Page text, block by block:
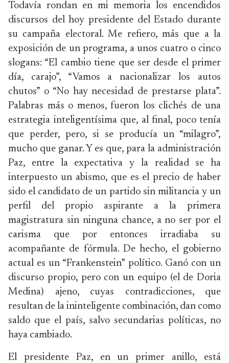
Todavía rondan en mi memoria los encendidos
discursos del hoy presidente del Estado durante
su campaña electoral. Me refiero, más que a la
exposición de un programa, a unos cuatro o cinco
slogans: “El cambio tiene que ser desde el primer
día, carajo”, “Vamos a nacionalizar los autos
chutos” o “No hay necesidad de prestarse plata”.
Palabras más o menos, fueron los clichés de una
estrategia inteligentísima que, al final, poco tenía
que perder, pero, si se producía un “milagro”,
mucho que ganar. Y es que, para la administración
Paz, entre la expectativa y la realidad se ha
interpuesto un abismo, que es el precio de haber
sido el candidato de un partido sin militancia y un
perfil del propio aspirante a la primera
magistratura sin ninguna chance, a no ser por el
carisma que por entonces irradiaba su
acompañante de fórmula. De hecho, el gobierno
actual es un “Frankenstein” político. Ganó con un
discurso propio, pero con un equipo (el de Doria
Medina) ajeno, cuyas contradicciones, que
resultan de la ininteligente combinación, dan como
saldo que el país, salvo secundarias políticas, no
haya cambiado.
El presidente Paz, en un primer anillo, está